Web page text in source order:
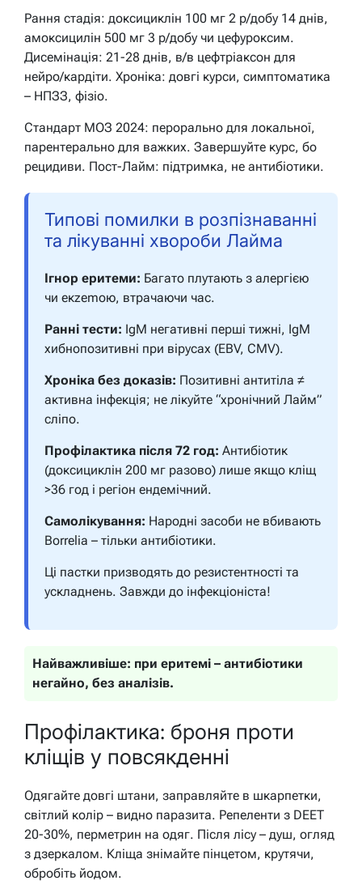
Рання стадія: доксициклін 100 мг 2 р/добу 14 днів,
амоксицилін 500 мг 3 р/добу чи цефуроксим.
Дисемінація: 21-28 днів, в/в цефтріаксон для
нейро/кардіти. Хроніка: довгі курси, симптоматика
– НПЗЗ, фізіо.
Стандарт МОЗ 2024: перорально для локальної,
парентерально для важких. Завершуйте курс, бо
рецидиви. Пост-Лайм: підтримка, не антибіотики.
Типові помилки в розпізнаванні
та лікуванні хвороби Лайма
Ігнор еритеми: Багато плутають з алергією
чи екzemою, втрачаючи час.
Ранні тести: IgM негативні перші тижні, IgM
хибнопозитивні при вірусах (EBV, CMV).
Хроніка без доказів: Позитивні антитіла ≠
активна інфекція; не лікуйте “хронічний Лайм”
сліпо.
Профілактика після 72 год: Антибіотик
(доксициклін 200 мг разово) лише якщо кліщ
>36 год і регіон ендемічний.
Самолікування: Народні засоби не вбивають
Borrelia – тільки антибіотики.
Ці пастки призводять до резистентності та
ускладнень. Завжди до інфекціоніста!
Найважливіше: при еритемі – антибіотики
негайно, без аналізів.
Профілактика: броня проти
кліщів у повсякденні
Одягайте довгі штани, заправляйте в шкарпетки,
світлий колір – видно паразита. Репеленти з DEET
20-30%, перметрин на одяг. Після лісу – душ, огляд
з дзеркалом. Кліща знімайте пінцетом, крутячи,
обробіть йодом.